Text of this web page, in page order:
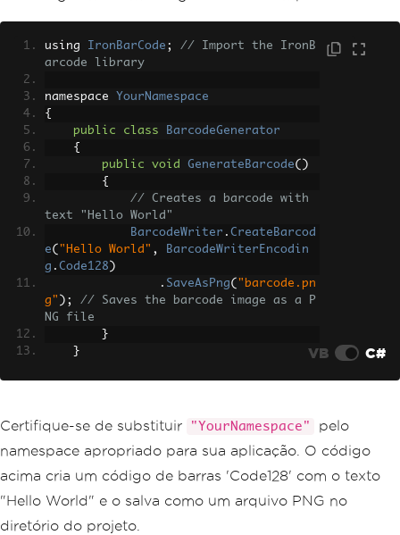
using IronBarCode ;
// Import the IronB
arcode library
namespace YourNamespace
{
public
class
BarcodeGenerator
{
public
void GenerateBarcode()
{
// Creates a barcode with
text "Hello World"
BarcodeWriter . CreateBarcod
e( "Hello World" ,
BarcodeWriterEncodin
g . Code128 )
. SaveAsPng( "barcode.pn
g" );
// Saves the barcode image as a P
NG file
}
}
VB C#
Certifique-se de substituir "YourNamespace"
pelo
namespace apropriado para sua aplicação. O código
acima cria um código de barras 'Code128' com o texto
"Hello World" e o salva como um arquivo PNG no
diretório do projeto.